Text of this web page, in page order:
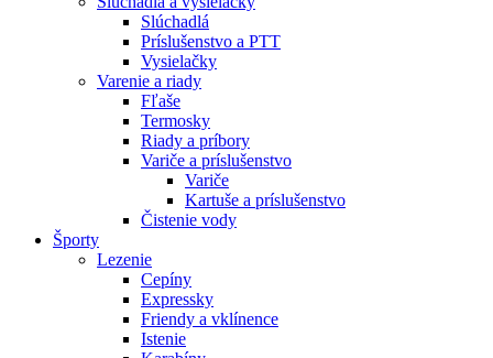
Slúchadlá
Príslušenstvo a PTT
Vysielačky
Varenie a riady
Fľaše
Termosky
Riady a príbory
Variče a príslušenstvo
Variče
Kartuše a príslušenstvo
Čistenie vody
Športy
Lezenie
Cepíny
Expressky
Friendy a vklínence
Istenie